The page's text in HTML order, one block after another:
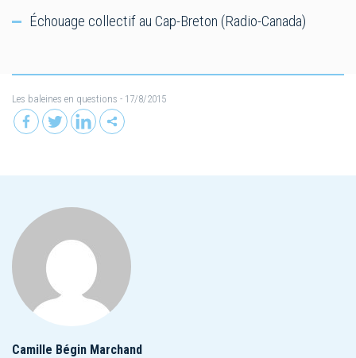
Échouage collectif au Cap-Breton (Radio-Canada)
Les baleines en questions - 17/8/2015
Camille Bégin Marchand